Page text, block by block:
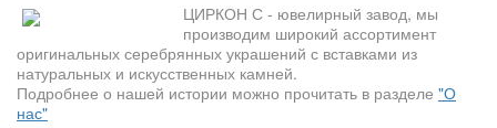
ЦИРКОН С - ювелирный завод, мы
производим широкий ассортимент
оригинальных серебрянных украшений с вставками из
натуральных и искусственных камней.
Подробнее о нашей истории можно прочитать в разделе "О
нас"